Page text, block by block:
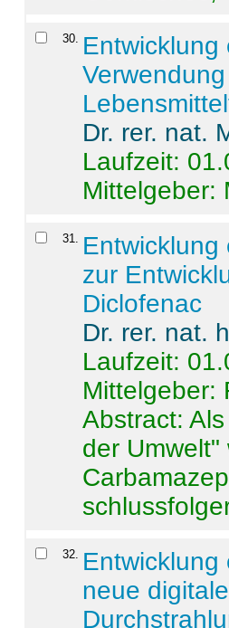
30. Entwicklung
Dr. rer. nat.
Laufzeit:
Mittelgeber:
31. Entwicklung
zur
Diclofenac
Dr. rer. nat.
Laufzeit:
Mittelgeber:
Abstract:
der
32.
neue